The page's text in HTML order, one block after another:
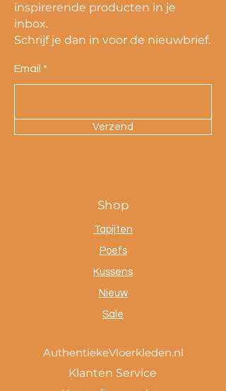
inspirerende producten in je
inbox.
Schrijf je dan in voor de nieuwbrief.
Email
Verzend
Shop
Tapijten
Poefs
Kussens
Nieuw
Sale
AuthentiekeVloerkleden.nl
Klanten Service